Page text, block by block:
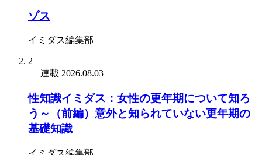
ゾス
イミダス編集部
2
連載 2026.08.03
性知識イミダス：女性の更年期について知ろ
う～（前編）意外と知られていない更年期の
基礎知識
イミダス編集部